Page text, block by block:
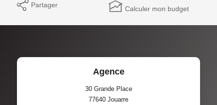
Partager Calculer mon budget
Agence
30 Grande Place
77640 Jouarre